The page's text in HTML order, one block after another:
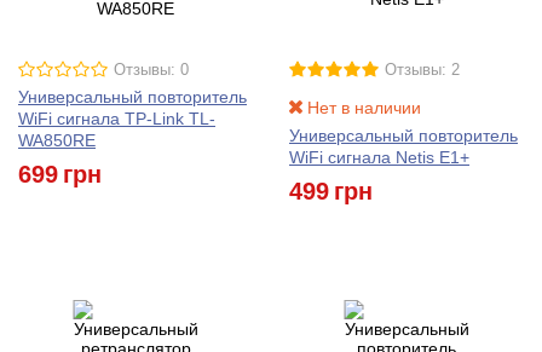
Отзывы: 0
Универсальный повторитель
WiFi сигнала TP-Link TL-
WA850RE
699 грн
Отзывы: 2
Нет в наличии
Универсальный повторитель
WiFi сигнала Netis E1+
499 грн